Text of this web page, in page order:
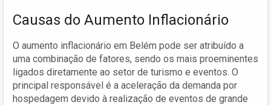
Causas do Aumento Inflacionário
O aumento inflacionário em Belém pode ser atribuído a
uma combinação de fatores, sendo os mais proeminentes
ligados diretamente ao setor de turismo e eventos. O
principal responsável é a aceleração da demanda por
hospedagem devido à realização de eventos de grande